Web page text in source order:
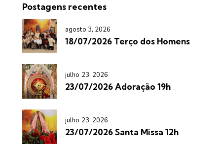
Postagens recentes
agosto 3, 2026
18/07/2026 Terço dos Homens
julho 23, 2026
23/07/2026 Adoração 19h
julho 23, 2026
23/07/2026 Santa Missa 12h